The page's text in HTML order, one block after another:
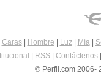
Caras| Hombre Luz| Mía|
RSS| Contáctenos
© Perfil.com 2006-